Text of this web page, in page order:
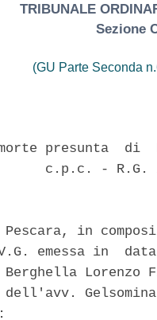
TRIBUNALE
Sezione
(GU Parte Seconda
presunta
c.p.c. - R.G.
in
emessa in
Lorenzo